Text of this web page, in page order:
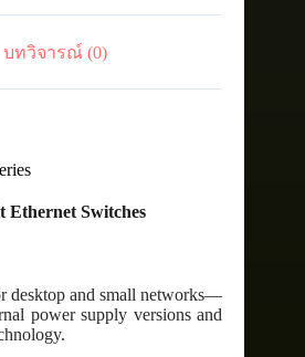
บทวิจารณ์ (0)
Ethernet Switches
desktop and small networks—
power supply versions and